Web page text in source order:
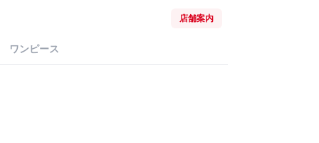
店舗案内
ワンピース